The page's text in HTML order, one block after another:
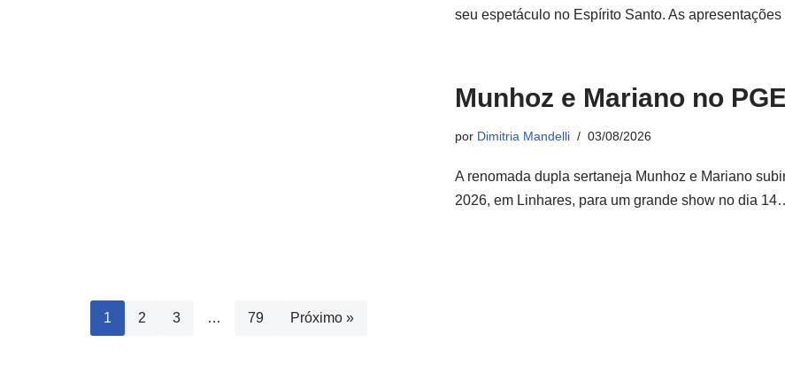
seu espetáculo no Espírito Santo. As
Munhoz e Mariano no
por Dimitria Mandelli 03/08/2026
A renomada dupla sertaneja Munhoz e Mariano
2026, em Linhares, para um grande show no dia
1 2 3 … 79 Próximo »